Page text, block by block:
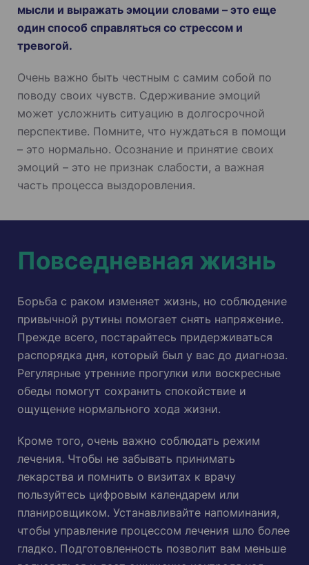
мысли и выражать эмоции словами – это еще
один способ справляться со стрессом и
тревогой.
Очень важно быть честным с самим собой по
поводу своих чувств. Сдерживание эмоций
может усложнить ситуацию в долгосрочной
перспективе. Помните, что нуждаться в помощи
– это нормально. Осознание и принятие своих
эмоций – это не признак слабости, а важная
часть процесса выздоровления.
Повседневная жизнь
Борьба с раком изменяет жизнь, но соблюдение
привычной рутины помогает снять напряжение.
Прежде всего, постарайтесь придерживаться
распорядка дня, который был у вас до диагноза.
Регулярные утренние прогулки или воскресные
обеды помогут сохранить спокойствие и
ощущение нормального хода жизни.
Кроме того, очень важно соблюдать режим
лечения. Чтобы не забывать принимать
лекарства и помнить о визитах к врачу
пользуйтесь цифровым календарем или
планировщиком. Устанавливайте напоминания,
чтобы управление процессом лечения шло более
гладко. Подготовленность позволит вам меньше